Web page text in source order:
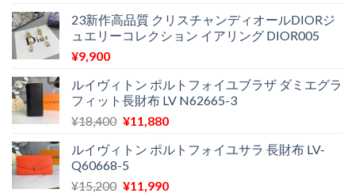
価
格
で
し
た。
の
価
¥21,900
で
す。
23新作高品質 クリスチャンディオールDIORジ
ュエリーコレクション イアリング DIOR005
¥9,900
ルイヴィトン ポルトフォイユブラザ ダミエグラ
フィット長財布 LV N62665-3
¥18,400 元
価
格
は
¥11,880現
の
格
ルイヴィトン ポルトフォイユサラ 長財布 LV-
Q60668-5
¥15,200 元
¥11,990現